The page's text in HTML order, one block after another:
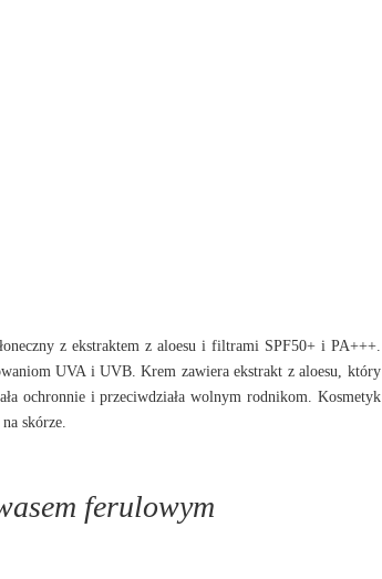
z ekstraktem z aloesu i filtrami SPF50+ i PA+++.
UVA i UVB. Krem zawiera ekstrakt z aloesu, który
ochronnie i przeciwdziała wolnym rodnikom. Kosmetyk
skórze.
ferulowym